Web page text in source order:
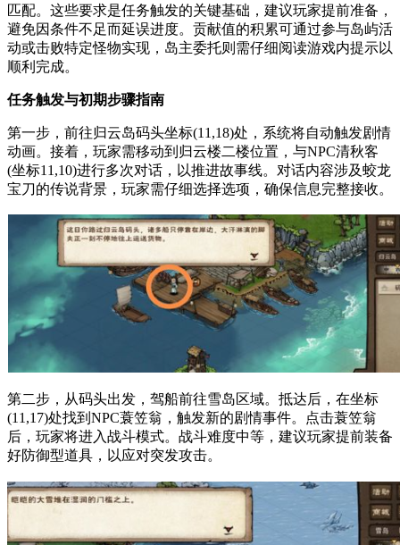
匹配。这些要求是任务触发的关键基础，建议玩家提前准备，
避免因条件不足而延误进度。贡献值的积累可通过参与岛屿活
动或击败特定怪物实现，岛主委托则需仔细阅读游戏内提示以
顺利完成。
任务触发与初期步骤指南
第一步，前往归云岛码头坐标(11,18)处，系统将自动触发剧情
动画。接着，玩家需移动到归云楼二楼位置，与NPC清秋客
(坐标11,10)进行多次对话，以推进故事线。对话内容涉及蛟龙
宝刀的传说背景，玩家需仔细选择选项，确保信息完整接收。
第二步，从码头出发，驾船前往雪岛区域。抵达后，在坐标
(11,17)处找到NPC蓑笠翁，触发新的剧情事件。点击蓑笠翁
后，玩家将进入战斗模式。战斗难度中等，建议玩家提前装备
好防御型道具，以应对突发攻击。